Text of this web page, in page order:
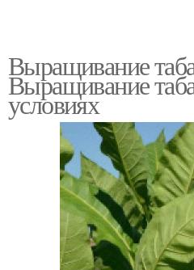
Выращивание
Выращивание
условиях